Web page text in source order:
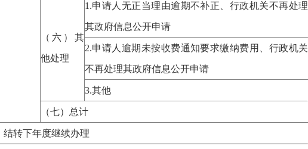
（六）其
他处理
1.申请人无正当理由逾期不补正、行政机关不再处理
其政府信息公开申请
2.申请人逾期未按收费通知要求缴纳费用、行政机关
不再处理其政府信息公开申请
3.其他
（七）总计
结转下年度继续办理